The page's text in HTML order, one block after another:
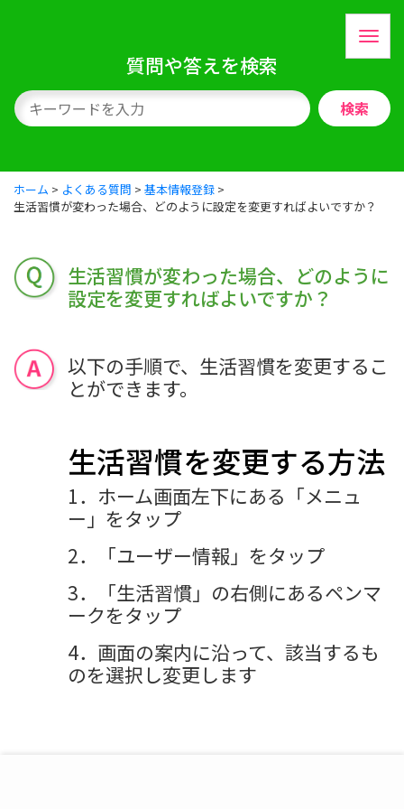
質問や答えを検索
検索
ホーム > よくある質問 > 基本情報登録 >
生活習慣が変わった場合、どのように設定を変更すればよいですか？
生活習慣が変わった場合、どのように
設定を変更すればよいですか？
以下の手順で、生活習慣を変更するこ
とができます。
生活習慣を変更する方法
1．ホーム画面左下にある「メニュ
ー」をタップ
2．「ユーザー情報」をタップ
3．「生活習慣」の右側にあるペンマ
ークをタップ
4．画面の案内に沿って、該当するも
のを選択し変更します